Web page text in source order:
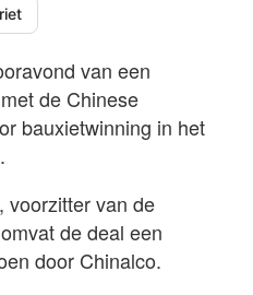
van een
de Chinese
bauxietwinning in het
voorzitter van de
de deal een
door Chinalco.